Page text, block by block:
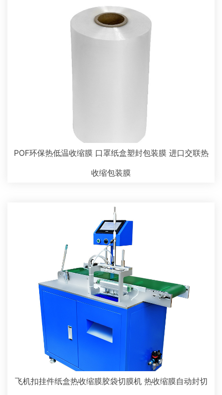
POF环保热低温收缩膜 口罩纸盒塑封包装膜 进口交联热
收缩包装膜
飞机扣挂件纸盒热收缩膜胶袋切膜机 热收缩膜自动封切